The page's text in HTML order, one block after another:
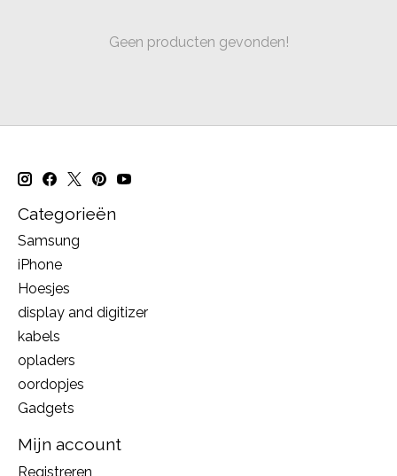
Geen producten gevonden!
Categorieën
Samsung
iPhone
Hoesjes
display and digitizer
kabels
opladers
oordopjes
Gadgets
Mijn account
Registreren